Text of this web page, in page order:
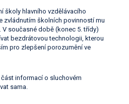
školy hlavního vzdělávacího
zvládnutím školních povinností mu
současné době (konec 5. třídy)
bezdrátovou technologii, kterou
pro zlepšení porozumění ve
informací o sluchovém
sama.